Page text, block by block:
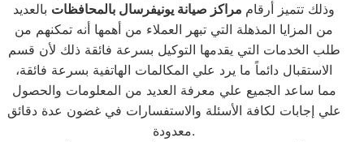
وذلك تتميز أرقام مراكز صيانة يونيفرسال بالمحافظات بالعديد
من المزايا المذهلة التي تبهر العملاء من أهمها أنه تمكنهم من
طلب الخدمات التي يقدمها التوكيل بسرعة فائقة ذلك لأن قسم
الاستقبال دائماً ما يرد علي المكالمات الهاتفية بسرعة فائقة،
مما ساعد الجميع علي معرفة العديد من المعلومات والحصول
علي إجابات لكافة الأسئلة والاستفسارات في غضون عدة دقائق
معدودة.